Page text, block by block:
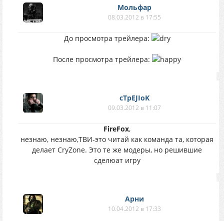
Мольфар
08.03.2012 в 17:55
До просмотра трейлера:
После просмотра трейлера:
cTpEJIoK
09.03.2012 в 11:07
FireFox,
незнаю, незнаю,ТВИ-это читай как команда та, которая
делает CryZone. Это те же модеры, но решившие
сделюат игру
Арни
10.04.2012 в 17:33